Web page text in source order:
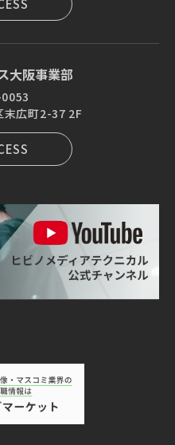
大阪事業部
末広町2-37 2F